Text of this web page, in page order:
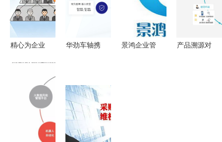
马逊的标委
会推荐攻略
的管理咨询
精心为企业
询的深远意
义
华劲车轴携
理升级
景鸿企业管
产品溯源对